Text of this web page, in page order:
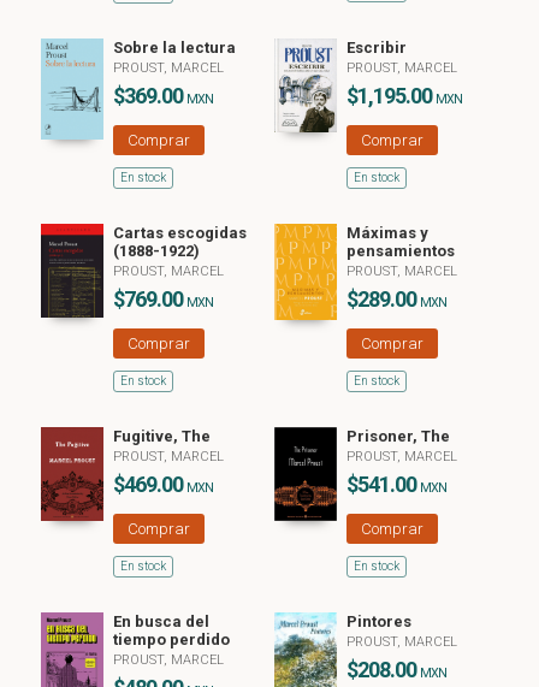
Sobre la lectura
PROUST, MARCEL
$369.00 MXN
Comprar
En stock
Escribir
PROUST, MARCEL
$1,195.00 MXN
Comprar
En stock
Cartas escogidas
(1888-1922)
PROUST, MARCEL
$769.00 MXN
Comprar
En stock
Máximas y
pensamientos
PROUST, MARCEL
$289.00 MXN
Comprar
En stock
Fugitive, The
PROUST, MARCEL
$469.00 MXN
Comprar
En stock
Prisoner, The
PROUST, MARCEL
$541.00 MXN
Comprar
En stock
En busca del
tiempo perdido
PROUST, MARCEL
Pintores
PROUST, MARCEL
$208.00 MXN